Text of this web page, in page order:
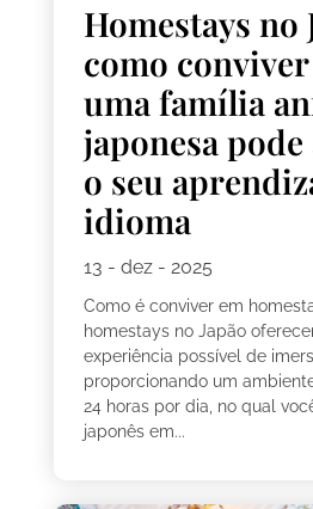
Homestays no
como
uma família
japonesa
o seu
idioma
13 - dez - 2025
Como é conviver em
homestays no Japão
experiência possível de
proporcionando um
24 horas por dia, no qual
japonês em...